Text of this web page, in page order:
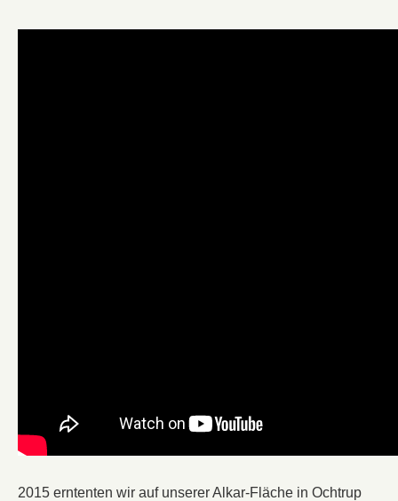
2015 erntenten wir auf unserer Alkar-Fläche in Ochtrup